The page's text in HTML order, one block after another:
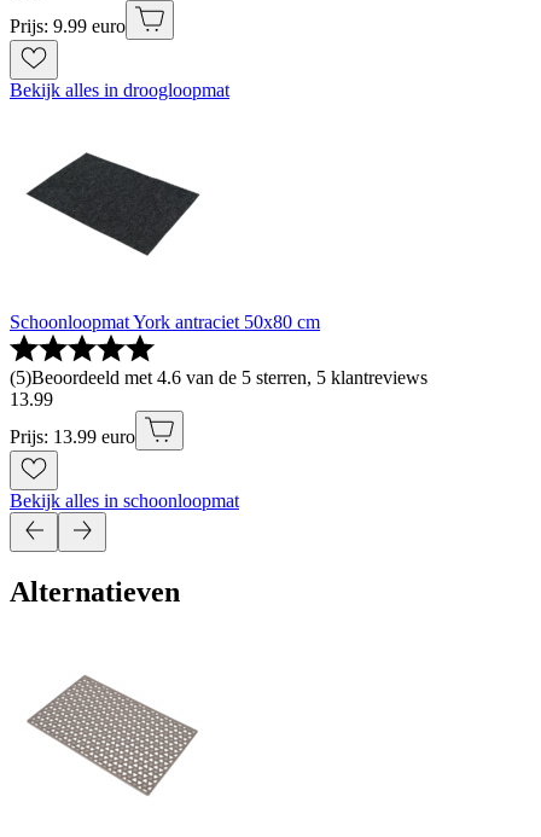
Prijs: 9.99 euro
Bekijk alles in droogloopmat
Schoonloopmat York antraciet 50x80 cm
(5)Beoordeeld met 4.6 van de 5 sterren, 5 klantreviews
13.99
Prijs: 13.99 euro
Bekijk alles in schoonloopmat
Alternatieven